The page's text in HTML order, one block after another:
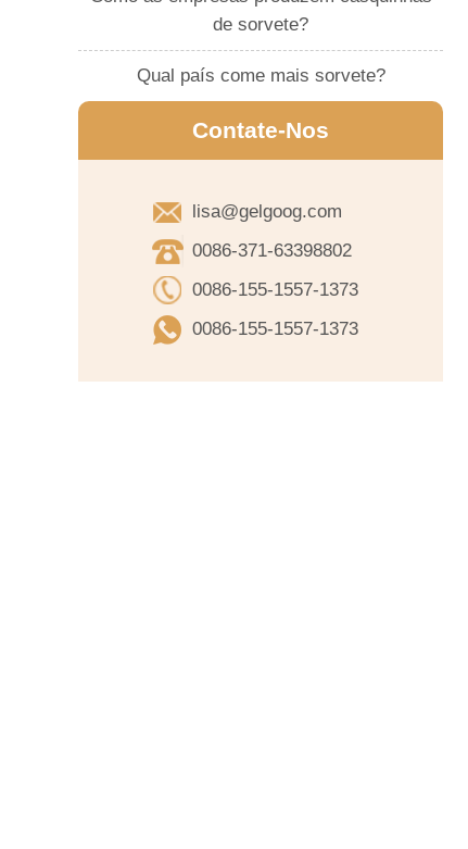
de sorvete?
Qual país come mais sorvete?
Contate-Nos
lisa@gelgoog.com
0086-371-63398802
0086-155-1557-1373
0086-155-1557-1373